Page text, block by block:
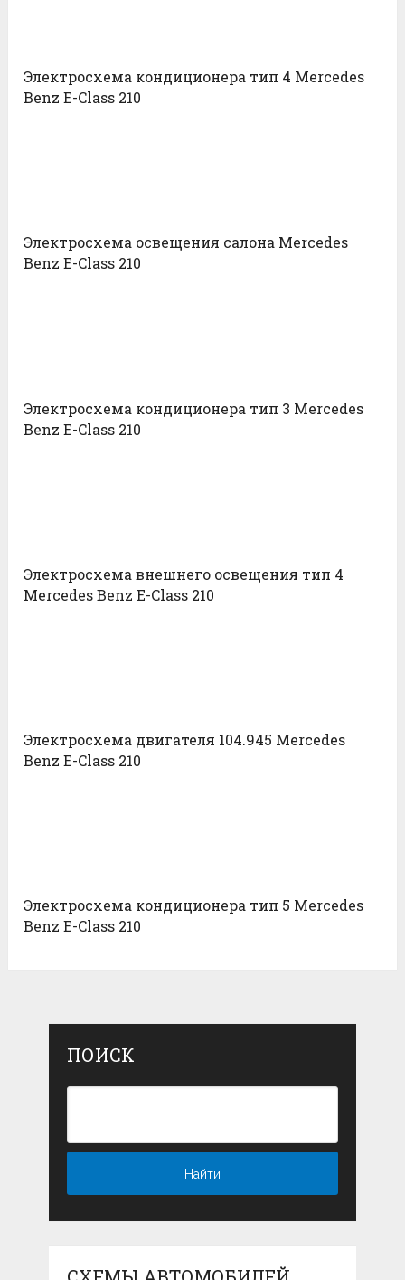
Электросхема кондиционера тип 4 Mercedes
Benz E-Class 210
Электросхема освещения салона Mercedes
Benz E-Class 210
Электросхема кондиционера тип 3 Mercedes
Benz E-Class 210
Электросхема внешнего освещения тип 4
Mercedes Benz E-Class 210
Электросхема двигателя 104.945 Mercedes
Benz E-Class 210
Электросхема кондиционера тип 5 Mercedes
Benz E-Class 210
ПОИСК